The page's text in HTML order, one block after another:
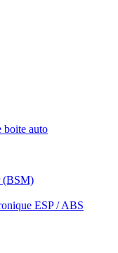
boite auto
(BSM)
ESP / ABS